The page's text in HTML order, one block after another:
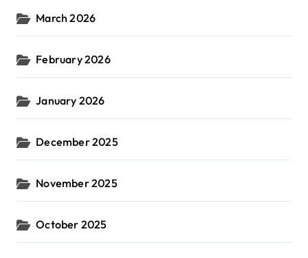
March 2026
February 2026
January 2026
December 2025
November 2025
October 2025